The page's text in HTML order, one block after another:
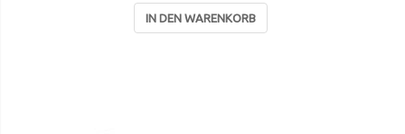
IN DEN WARENKORB